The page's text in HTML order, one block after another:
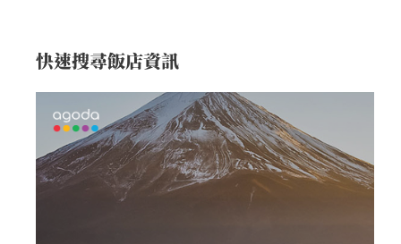
快速搜尋飯店資訊